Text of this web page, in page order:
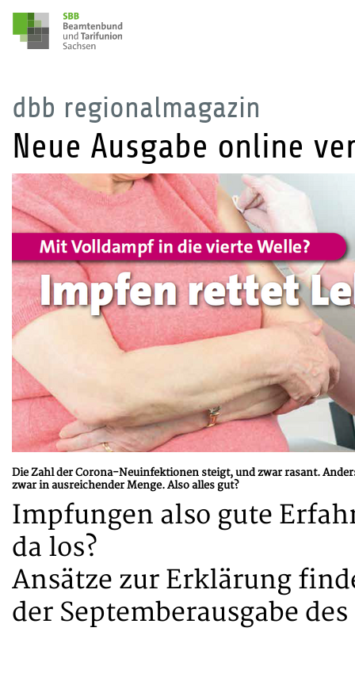
dbb regionalmagazin
Neue Ausgabe online
Die Zahl der Corona-Neuinfektionen steigt, und zwar rasant.
zwar in ausreichender Menge. Also alles gut?
Impfungen also gute
da los?
Ansätze zur Erklärung
der Septemberausgabe